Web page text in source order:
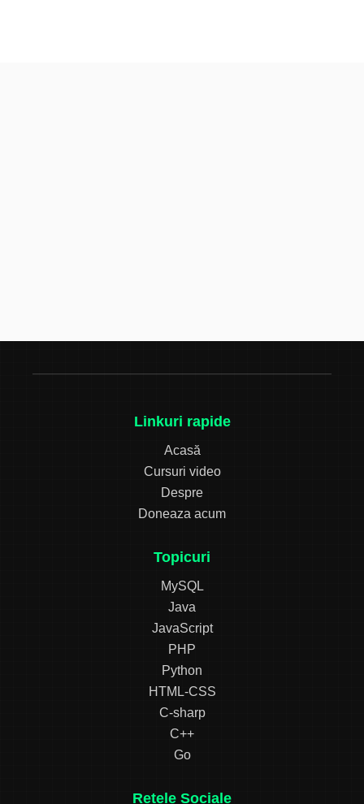
Linkuri rapide
Acasă
Cursuri video
Despre
Doneaza acum
Topicuri
MySQL
Java
JavaScript
PHP
Python
HTML-CSS
C-sharp
C++
Go
Rețele Sociale